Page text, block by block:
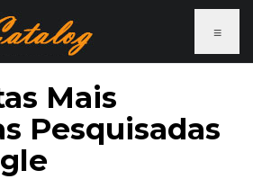
≡
Mais
Pesquisadas